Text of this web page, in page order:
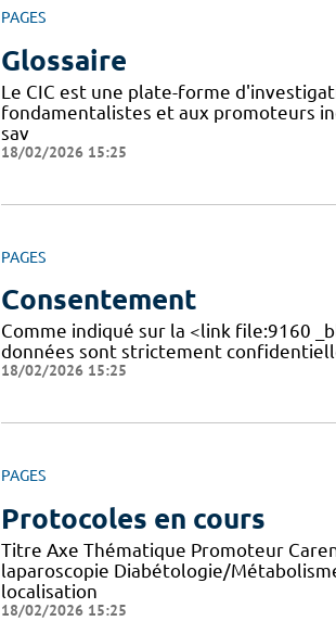
PAGES
Glossaire
Le CIC est une plate-forme
fondamentalistes et aux promoteurs
sav
18/02/2026 15:25
PAGES
Consentement
Comme indiqué sur la <link file:9160
données sont strictement
18/02/2026 15:25
PAGES
Protocoles en cours
Titre Axe Thématique Promoteur
laparoscopie Diabétologie/
localisation
18/02/2026 15:25